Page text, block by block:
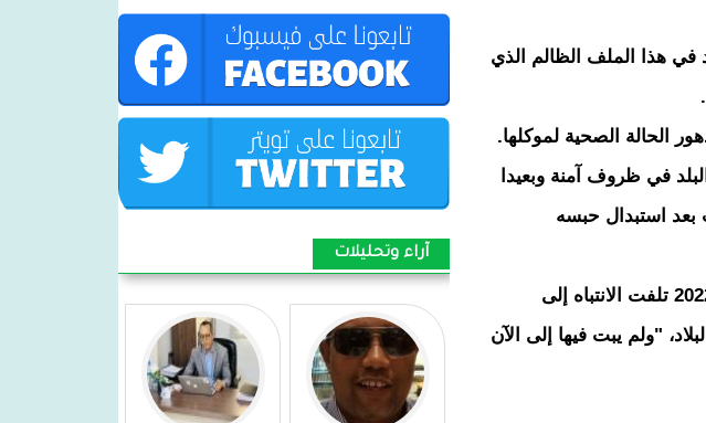
في هذا الملف الظالم الذي
الحالة الصحية لموكلها.
في ظروف آمنة وبعيدا
بعد استبدال حبسه
كما ذكرت بأنها تقدمت بعريضة إلى قطب التحقيق بتاريخ 24 فبراير 2022 تلفت الانتباه إلى
"ولم يبت فيها إلى الآن
العسكرية: يزور ميناء نواكشوط
المستقل
المدير العام لميناء نواكشوط :يشارك فى
الاجتماع رفبع المستوي لسلطات
الموانئ التابع للدول الأفريقية
الأطلسية(PEAA) بالمغرب
امبارك للسيدة الأولى مريم بنت الداه
وحدة التدخل السريع 1 فى اكجوجت
توشيح العقيد محمود ولد اجدود بأعلى
وسام عسكري
آراء وتحليلات